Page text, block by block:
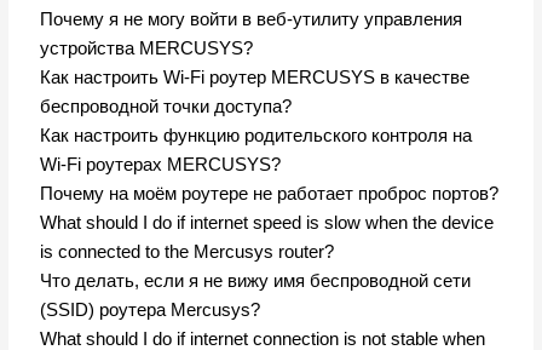
Почему я не могу войти в веб-утилиту управления
устройства MERCUSYS?
Как настроить Wi-Fi роутер MERCUSYS в качестве
беспроводной точки доступа?
Как настроить функцию родительского контроля на
Wi-Fi роутерах MERCUSYS?
Почему на моём роутере не работает проброс портов?
What should I do if internet speed is slow when the device
is connected to the Mercusys router?
Что делать, если я не вижу имя беспроводной сети
(SSID) роутера Mercusys?
What should I do if internet connection is not stable when